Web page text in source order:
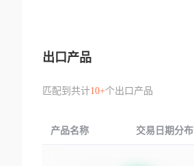
出口产品
匹配到共计10+个出口产品
产品名称 交易日期分布